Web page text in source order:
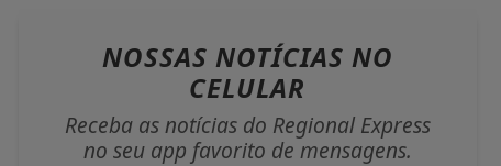
NOSSAS NOTÍCIAS NO
CELULAR
Receba as notícias do Regional Express
no seu app favorito de mensagens.